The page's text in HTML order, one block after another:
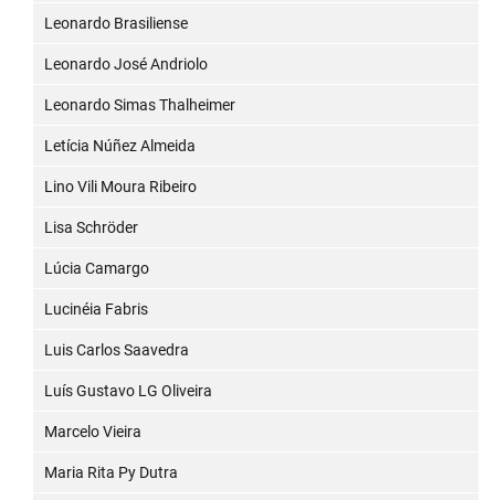
Leonardo Brasiliense
Leonardo José Andriolo
Leonardo Simas Thalheimer
Letícia Núñez Almeida
Lino Vili Moura Ribeiro
Lisa Schröder
Lúcia Camargo
Lucinéia Fabris
Luis Carlos Saavedra
Luís Gustavo LG Oliveira
Marcelo Vieira
Maria Rita Py Dutra